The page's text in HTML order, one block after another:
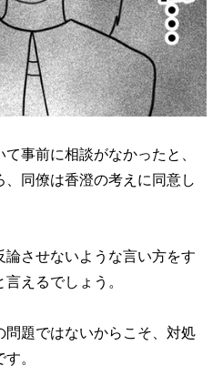
事前に相談がなかったと、
同僚は香澄の考えに同意し
させないような言い方をす
えるでしょう。
題ではないからこそ、対処
。